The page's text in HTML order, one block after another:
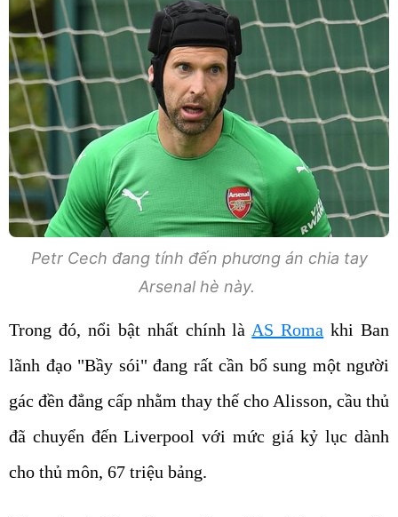
Petr Cech đang tính đến phương án chia tay
Arsenal hè này.
Trong đó, nổi bật nhất chính là AS Roma khi Ban
lãnh đạo "Bầy sói" đang rất cần bổ sung một người
gác đền đẳng cấp nhằm thay thế cho Alisson, cầu thủ
đã chuyển đến Liverpool với mức giá kỷ lục dành
cho thủ môn, 67 triệu bảng.